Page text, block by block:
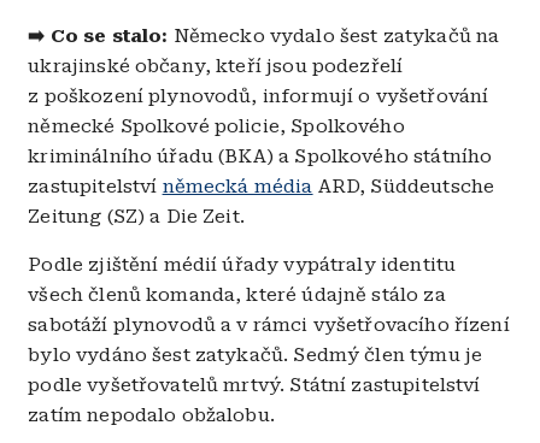
➡️ Co se stalo: Německo vydalo šest zatykačů na
ukrajinské občany, kteří jsou podezřelí
z poškození plynovodů, informují o vyšetřování
německé Spolkové policie, Spolkového
kriminálního úřadu (BKA) a Spolkového státního
zastupitelství německá média ARD, Süddeutsche
Zeitung (SZ) a Die Zeit.
Podle zjištění médií úřady vypátraly identitu
všech členů komanda, které údajně stálo za
sabotáží plynovodů a v rámci vyšetřovacího řízení
bylo vydáno šest zatykačů. Sedmý člen týmu je
podle vyšetřovatelů mrtvý. Státní zastupitelství
zatím nepodalo obžalobu.